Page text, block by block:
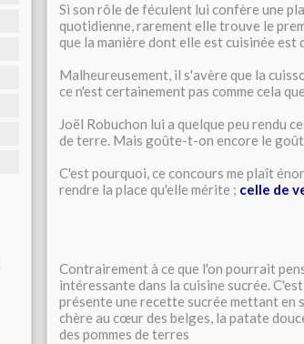
Si son rôle de féculent lui confère une
quotidienne, rarement elle trouve le
que la manière dont elle est cuisinée est
Malheureusement, il s'avère que la
ce n'est certainement pas comme cela
Joël Robuchon lui a quelque peu rendu
de terre. Mais goûte-t-on encore le
C'est pourquoi, ce concours me plaît
rendre la place qu'elle mérite ; celle de
Contrairement à ce que l'on pourrait
intéressante dans la cuisine sucrée.
présente une recette sucrée mettant en
chère au cœur des belges, la patate
des pommes de terres